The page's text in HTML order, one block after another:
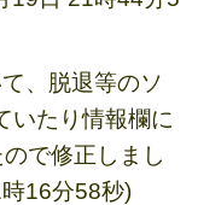
、脱退等のソ
いたり情報欄に
で修正しまし
16分58秒)